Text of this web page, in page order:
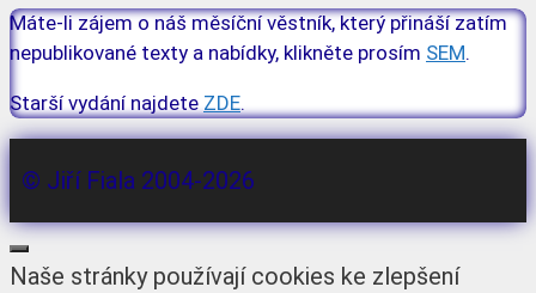
Máte-li zájem o náš měsíční věstník, který přináší zatím
nepublikované texty a nabídky, klikněte prosím SEM.
Starší vydání najdete ZDE.
© Jiří Fiala 2004-2026
Zavřít
Naše stránky používají cookies ke zlepšení